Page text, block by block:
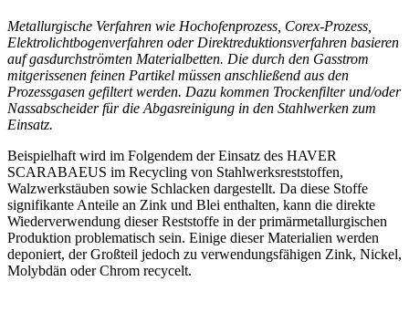
Metallurgische Verfahren wie Hochofenprozess, Corex-Prozess,
Elektrolichtbogenverfahren oder Direktreduktionsverfahren basieren
auf gasdurchströmten Materialbetten. Die durch den Gasstrom
mitgerissenen feinen Partikel müssen anschließend aus den
Prozessgasen gefiltert werden. Dazu kommen Trockenfilter und/oder
Nassabscheider für die Abgasreinigung in den Stahlwerken zum
Einsatz.
Beispielhaft wird im Folgendem der Einsatz des HAVER
SCARABAEUS im Recycling von Stahlwerksreststoffen,
Walzwerkstäuben sowie Schlacken dargestellt. Da diese Stoffe
signifikante Anteile an Zink und Blei enthalten, kann die direkte
Wiederverwendung dieser Reststoffe in der primärmetallurgischen
Produktion problematisch sein. Einige dieser Materialien werden
deponiert, der Großteil jedoch zu verwendungsfähigen Zink, Nickel,
Molybdän oder Chrom recycelt.